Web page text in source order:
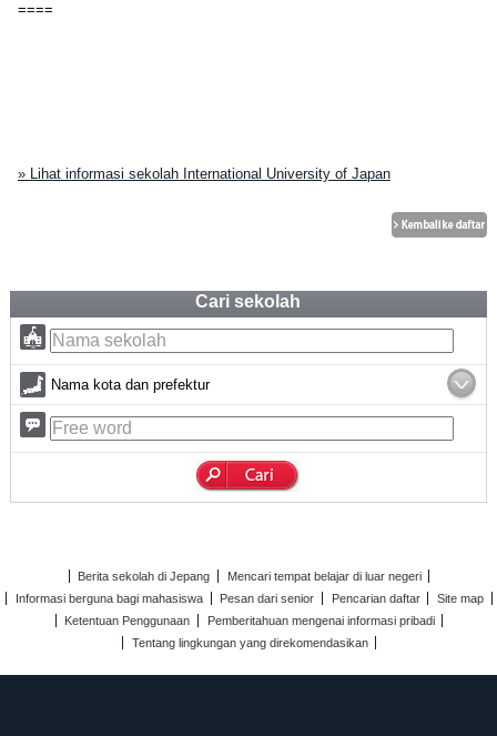
====
» Lihat informasi sekolah International University of Japan
Cari sekolah
Nama kota dan prefektur
Berita sekolah di Jepang
Mencari tempat belajar di luar negeri
Informasi berguna bagi mahasiswa
Pesan dari senior Pencarian daftar
Site map
Ketentuan Penggunaan
Pemberitahuan mengenai informasi pribadi
Tentang lingkungan yang direkomendasikan